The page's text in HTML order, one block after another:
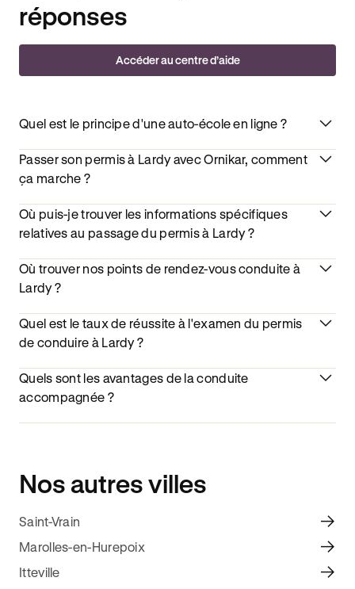
réponses
Accéder au centre d’aide
Quel est le principe d'une auto-école en ligne ?
Passer son permis à Lardy avec Ornikar, comment
ça marche ?
Où puis-je trouver les informations spécifiques
relatives au passage du permis à Lardy ?
Où trouver nos points de rendez-vous conduite à
Lardy ?
Quel est le taux de réussite à l'examen du permis
de conduire à Lardy ?
Quels sont les avantages de la conduite
accompagnée ?
Nos autres villes
Saint-Vrain
Marolles-en-Hurepoix
Itteville